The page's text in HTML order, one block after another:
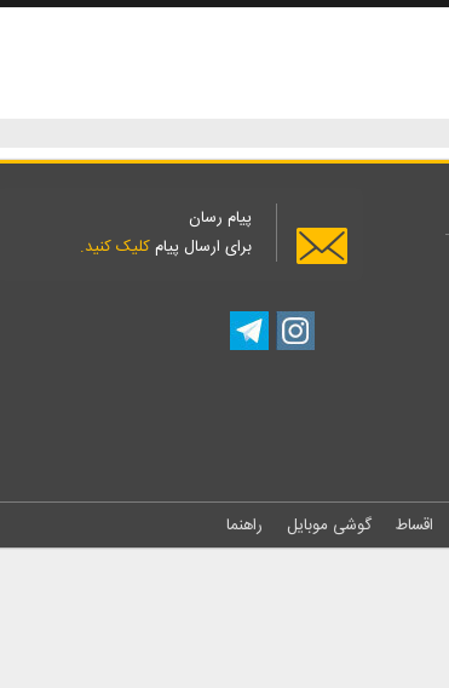
پیام رسان
برای ارسال پیامکلیک کنید.
اقساط گوشی موبایل راهنما